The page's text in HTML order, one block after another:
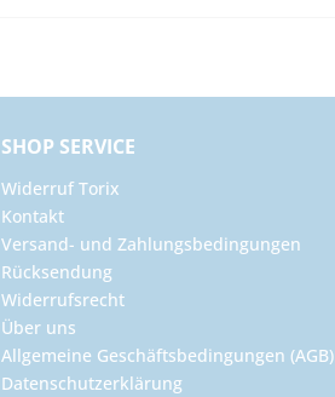
SHOP SERVICE
Widerruf Torix
Kontakt
Versand- und Zahlungsbedingungen
Rücksendung
Widerrufsrecht
Über uns
Allgemeine Geschäftsbedingungen (AGB)
Datenschutzerklärung